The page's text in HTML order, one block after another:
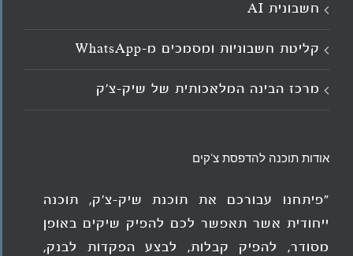
חשבונית AI
קליטת חשבוניות ומסמכים מ־WhatsApp
מרכז הבינה המלאכותית של שיק-צ'ק
אודות תוכנה להדפסת צ'קים
"פיתחנו עבורכם את תוכנת שיק-צ'ק, תוכנה
ייחודית אשר תאפשר לכם להפיק שיקים באופן
מסודר, להפיק קבלות, לבצע הפקדות לבנק,